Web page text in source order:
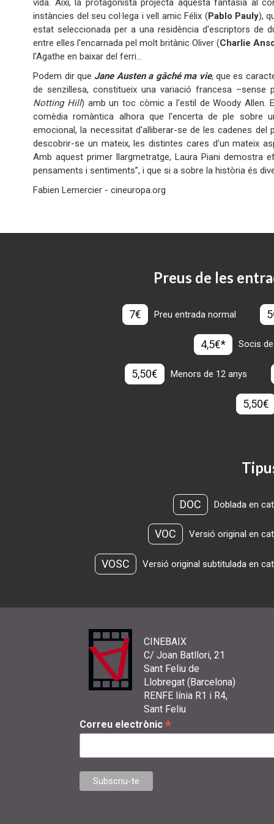
vida. Així, la protagonista projecta aquesta fantasia al
instàncies del seu col·lega i vell amic Félix (Pablo Pauly),
estat seleccionada per a una residència d'escriptors de
entre elles l'encarnada pel molt britànic Oliver (Charlie
l’Agathe en baixar del ferri...
Podem dir que Jane Austen a gâché ma vie, que es
de senzillesa, constitueix una variació francesa
Notting Hill) amb un toc còmic a l'estil de Woody Allen.
comèdia romàntica alhora que l’encerta de ple sobre
emocional, la necessitat d'alliberar-se de les cadenes
descobrir-se un mateix, les distintes cares d'un mateix
Amb aquest primer llargmetratge, Laura Piani demostra
pensaments i sentiments”, i que si
Fabien Lemercier - cineuropa.org
Preus de les
7€ Preu entrada normal
4,5€* Socis
5,50€ Menors de 12 anys
5,50€
DOC Doblada en
VOC Versió original en
VOSC Versió original subtitulada en
CINEBAIX
C/ Joan Batllori, 21
Sant Feliu de
Llobregat (Barcelona)
RENFE línia R1 i R4,
Sant Feliu
Correu electrònic *